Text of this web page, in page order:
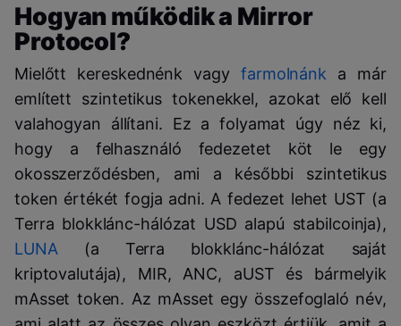
Hogyan működik a Mirror
Protocol?
Mielőtt kereskednénk vagyfarmolnánk a már
említett szintetikus tokenekkel, azokat elő kell
valahogyan állítani. Ez a folyamat úgy néz ki,
hogy a felhasználó fedezetet köt le egy
okosszerződésben, ami a későbbi szintetikus
token értékét fogja adni. A fedezet lehet UST (a
Terra blokklánc-hálózat USD alapú stabilcoinja),
LUNA (a Terra blokklánc-hálózat saját
kriptovalutája), MIR, ANC, aUST és bármelyik
mAsset token. Az mAsset egy összefoglaló név,